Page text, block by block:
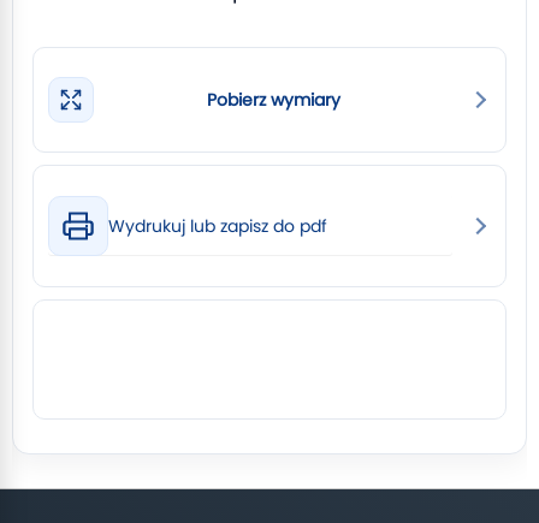
Pobierz wymiary
Wydrukuj lub zapisz do pdf